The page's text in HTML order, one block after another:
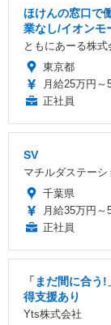
ほけんの窓口で
業なし/イオンモ
ともにあーる株
東京都
月給25万円～
正社員
SV
マチルダステー
千葉県
月給35万円～
正社員
「まだ間に合
得支援あり
Yts株式会社